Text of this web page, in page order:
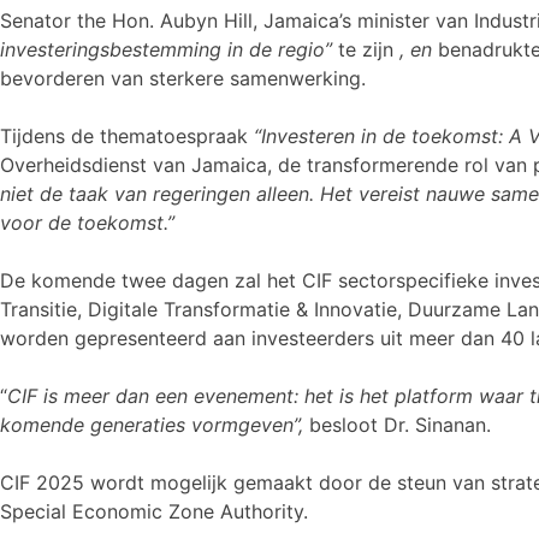
Senator the Hon. Aubyn Hill, Jamaica’s minister van
investeringsbestemming in de regio”te zijn , en
bevorderen van sterkere samenwerking.
Tijdens de thematoespraak “Investeren in de toekomst: A
Overheidsdienst van Jamaica, de transformerende rol
niet de taak van regeringen alleen. Het vereist nauwe
voor de toekomst.”
De komende twee dagen zal het CIF sectorspecifieke
Transitie, Digitale Transformatie & Innovatie, Duurzame
worden gepresenteerd aan investeerders uit meer dan 40
“CIF is meer dan een evenement: het is het platform
komende generaties vormgeven”, besloot Dr. Sinanan.
CIF 2025 wordt mogelijk gemaakt door de steun van
Special Economic Zone Authority.